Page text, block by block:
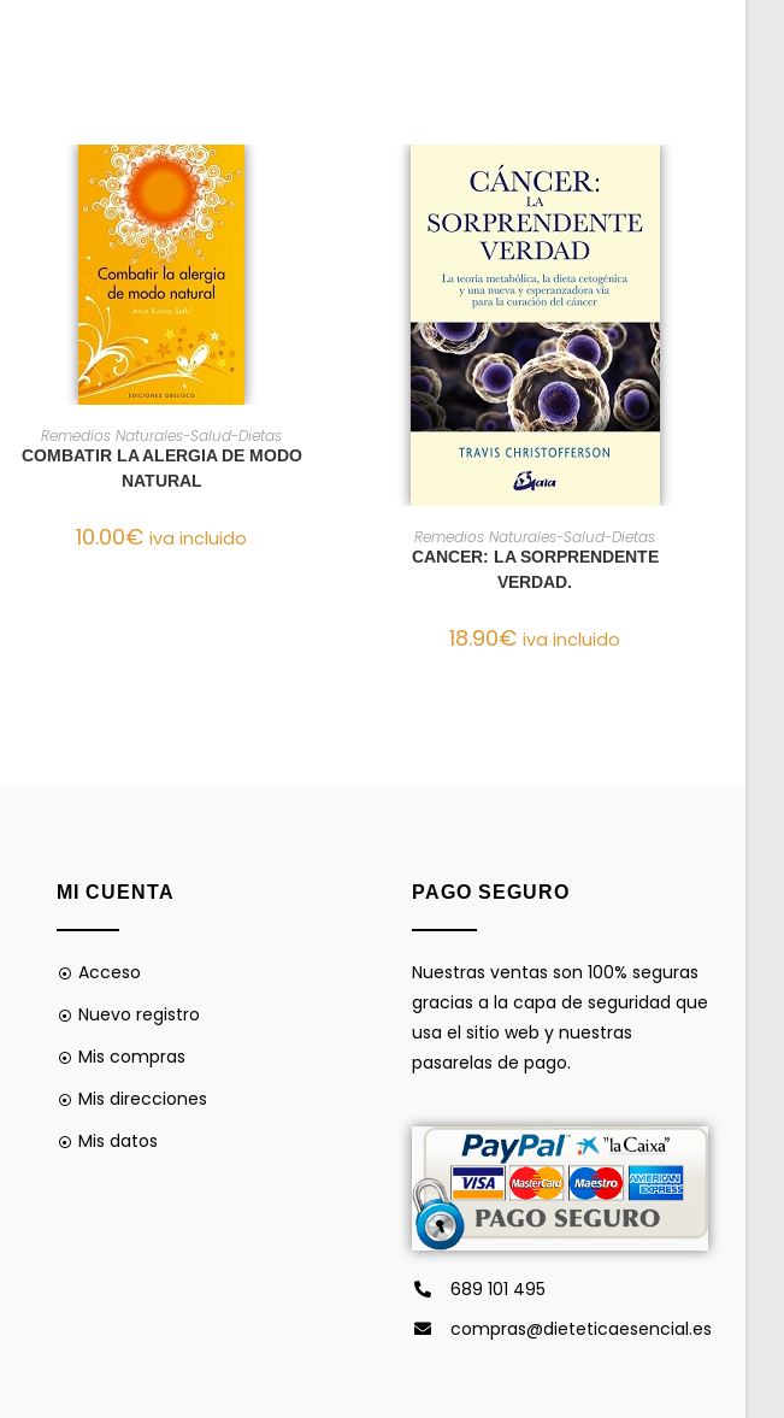
AÑADIR AL CARRITO
Remedios Naturales-Salud-Dietas
COMBATIR LA ALERGIA DE MODO
NATURAL
10.00€ iva incluido AÑADIR AL CARRITO
Remedios Naturales-Salud-Dietas
CANCER: LA SORPRENDENTE
VERDAD.
18.90€ iva incluido
MI CUENTA
Acceso
Nuevo registro
Mis compras
Mis direcciones
Mis datos
PAGO SEGURO
Nuestras ventas son 100% seguras
gracias a la capa de seguridad que
usa el sitio web y nuestras
pasarelas de pago.
689 101 495
compras@dieteticaesencial.es